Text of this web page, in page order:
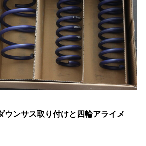
ウンサス取り付けと四輪アライメ